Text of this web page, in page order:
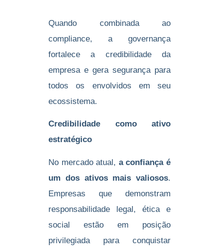
Quando combinada ao
compliance, a governança
fortalece a credibilidade da
empresa e gera segurança para
todos os envolvidos em seu
ecossistema.
Credibilidade como ativo
estratégico
No mercado atual, a confiança é
um dos ativos mais valiosos.
Empresas que demonstram
responsabilidade legal, ética e
social estão em posição
privilegiada para conquistar